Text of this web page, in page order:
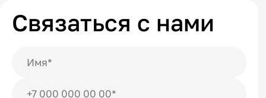
Связаться с нами